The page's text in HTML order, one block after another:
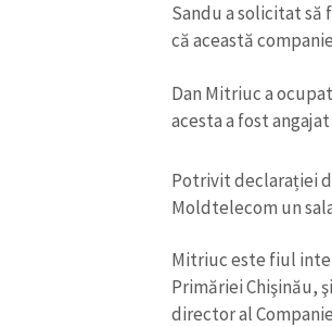
Sandu a solicitat
că această
Dan Mitriuc a
acesta a fost
Potrivit declarației
Moldtelecom un
Mitriuc este fiul
Primăriei Chişinău,
director al